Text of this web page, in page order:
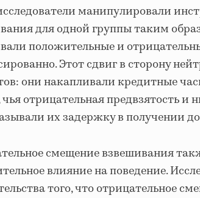
манипулировали
для одной группы таким
положительные и
Этот сдвиг в сторону
они накапливали кредитные
чья отрицательная предвзятость
их задержку в получении
смещение взвешивания
влияние на поведение.
того, что отрицательное